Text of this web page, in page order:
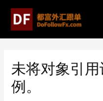
未将对象引
例。